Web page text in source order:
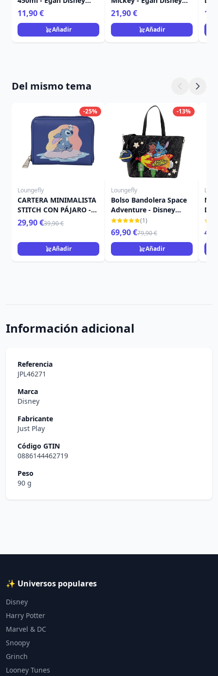
Home
11,90 €
Añadir
Home
21,90 €
Añadir
Del mismo tema
-25%
Loungefly
CARTERA MINIMALISTA
STITCH CON PÁJARO -
DISNEY LOUNGEFLY
LILO & STITCH
29,90 €39,90 €
Añadir
-13%
Loungefly
Bolso Bandolera Space
Adventure - Disney
Loungefly Lilo & Stitch
(1)
69,90 €79,90 €
Añadir
Información adicional
Referencia
JPL46271
Marca
Disney
Fabricante
Just Play
Código GTIN
0886144462719
Peso
90 g
✨ Universos populares
Disney
Harry Potter
Marvel & DC
Snoopy
Grinch
Looney Tunes